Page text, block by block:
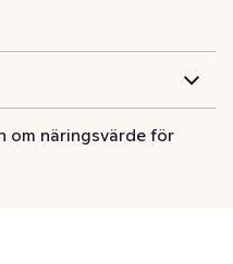
syrlighet. Kaffet består
om näringsvärde för